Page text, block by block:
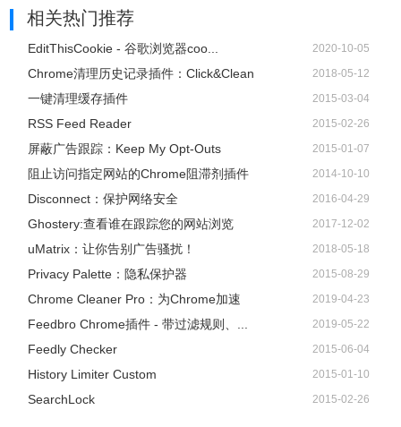
8、使用Subtrack软件后永远不会错过应用的截止日期。
相关热门推荐
EditThisCookie - 谷歌浏览器coo... 2020-10-05
Chrome清理历史记录插件：Click&Clean 2018-05-12
一键清理缓存插件 2015-03-04
RSS Feed Reader 2015-02-26
屏蔽广告跟踪：Keep My Opt-Outs 2015-01-07
阻止访问指定网站的Chrome阻滞剂插件 2014-10-10
Disconnect：保护网络安全 2016-04-29
Ghostery:查看谁在跟踪您的网站浏览 2017-12-02
uMatrix：让你告别广告骚扰！ 2018-05-18
Privacy Palette：隐私保护器 2015-08-29
Chrome Cleaner Pro：为Chrome加速 2019-04-23
Feedbro Chrome插件 - 带过滤规则、... 2019-05-22
Feedly Checker 2015-06-04
History Limiter Custom 2015-01-10
SearchLock 2015-02-26